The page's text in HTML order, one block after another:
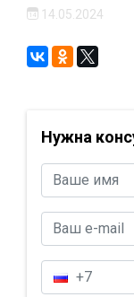
14.05.2024
Нужна